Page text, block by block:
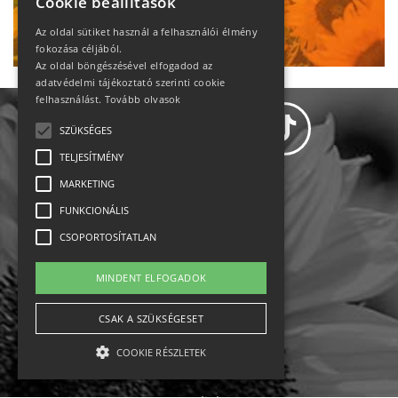
Ne maradj le!
Állásajánlatok
Impresszum-kapcsolat
Jogi nyilatkozat
Az oldal sütiket használ a felhasználói élmény
fokozása céljából.
Az oldal böngészésével elfogadod az
adatvédelmi tájékoztató szerinti cookie
felhasználást. Tovább olvasok
SZÜKSÉGES
TELJESÍTMÉNY
MARKETING
FUNKCIONÁLIS
CSOPORTOSÍTATLAN
MINDENT ELFOGADOK
CSAK A SZÜKSÉGESET
COOKIE RÉSZLETEK